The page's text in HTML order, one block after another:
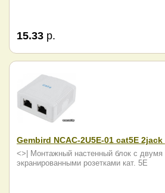
15.33 р.
Gembird NCAC-2U5E-01 cat5E
<>| Монтажный настенный блок с двумя
экранированными розетками кат. 5E